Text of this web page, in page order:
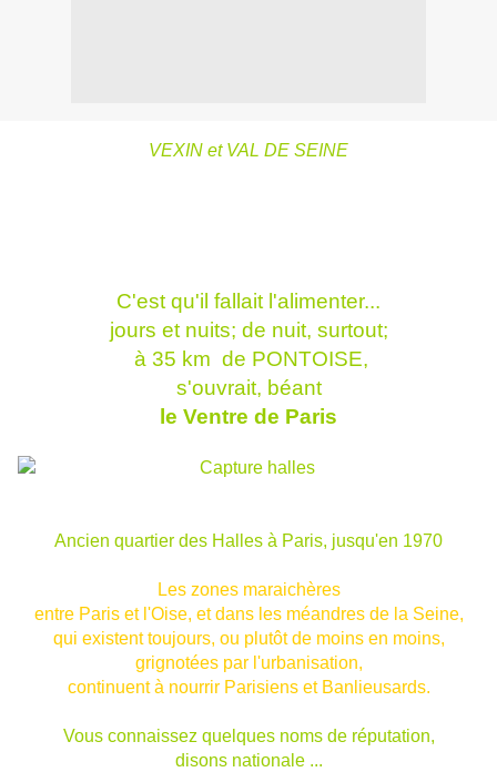
VEXIN et VAL DE SEINE
C'est qu'il fallait l'alimenter...
jours et nuits; de nuit, surtout;
à 35 km de PONTOISE,
s'ouvrait, béant
le Ventre de Paris
Ancien quartier des Halles à Paris, jusqu'en 1970
Les zones maraichères
entre Paris et l'Oise, et dans les méandres de la Seine,
qui existent toujours, ou plutôt de moins en moins,
grignotées par l'urbanisation,
continuent à nourrir Parisiens et Banlieusards.
Vous connaissez quelques noms de réputation,
disons nationale ...